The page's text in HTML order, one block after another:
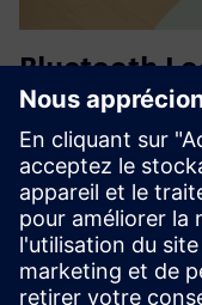
Bluetooth
CODAN
Assurez le suivi en
CODAN grâce à la
intégrée. Le
localisation dans les
améliorant ainsi l...